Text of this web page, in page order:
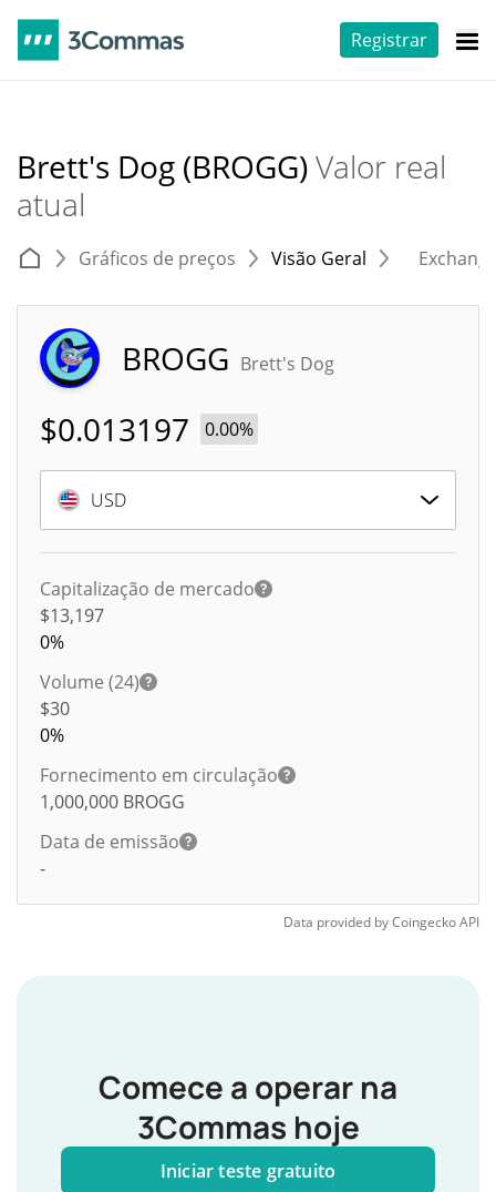
Registrar
Brett's Dog (BROGG)Valor real
atual
Gráficos de preços Visão Geral
BROGG Brett's Dog
$0.013197 0.00%
USD
Capitalização de mercado
$13,197
0%
Volume (24)
$30
0%
Fornecimento em circulação
1,000,000 BROGG
Data de emissão
-
Data provided byCoingeckoAPI
Comece a operar na
3Commas hoje
Iniciar teste gratuito